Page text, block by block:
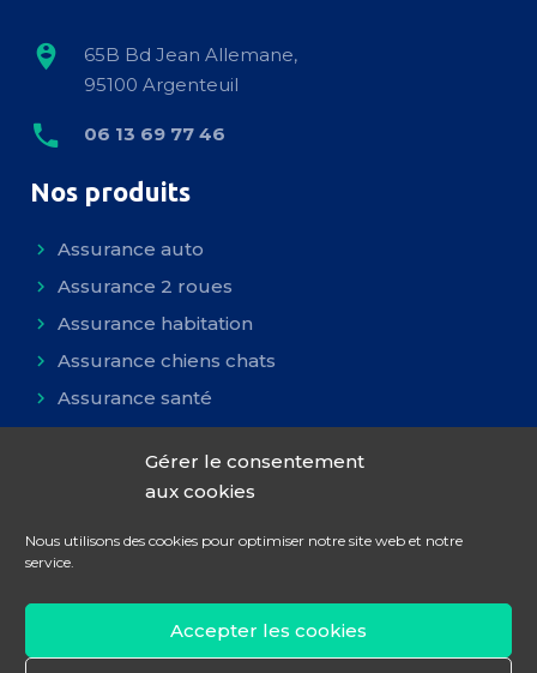
Gérer le consentement
aux cookies
Nous utilisons des cookies pour optimiser notre site web et notre
service.
Accepter les cookies
65B Bd Jean Allemane,
95100 Argenteuil
06 13 69 77 46
Nos produits
Assurance auto
Assurance 2 roues
Assurance habitation
Assurance chiens chats
Assurance santé
Assurance GAV
Mentions légales
Réclamations | Résiliation